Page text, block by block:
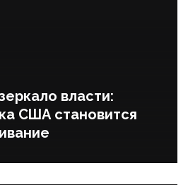
власти:
США становится